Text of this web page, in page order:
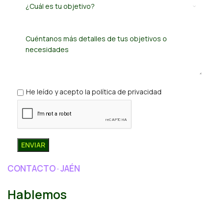
CONTACTO · JAÉN
Hablemos
He leído y acepto la política de privacidad